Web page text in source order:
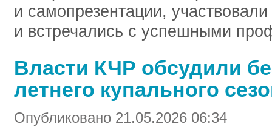
и самопрезентации,
и встречались с успешными
Власти КЧР обсудили
летнего купального
Опубликовано 21.05.2026 06:34